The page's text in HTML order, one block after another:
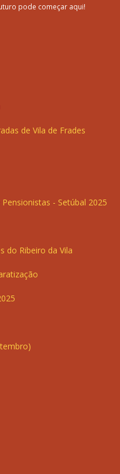
pode começar aqui!
de Vila de Frades
- Setúbal 2025
do Ribeiro da Vila